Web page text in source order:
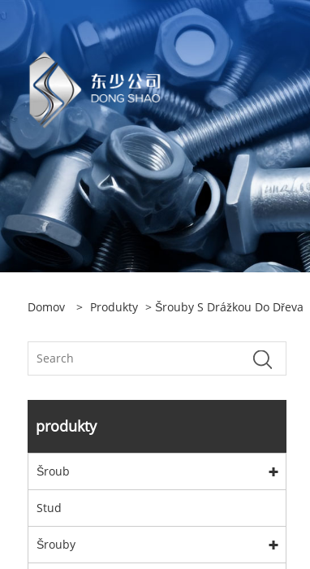
Domov > Produkty > Šrouby S Drážkou Do Dřeva
produkty
Šroub
Stud
Šrouby